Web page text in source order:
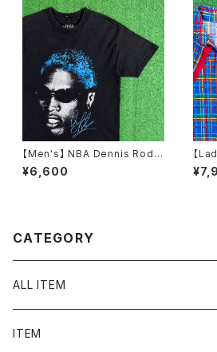
【Men's】 NBA Dennis Rodm
an オフィシャル Tシャツ / ティ
ーシャツ T-Shirt 古着 ロッドマ
¥6,600
【
ウエ
0年
CATEGORY
ALL ITEM
ITEM